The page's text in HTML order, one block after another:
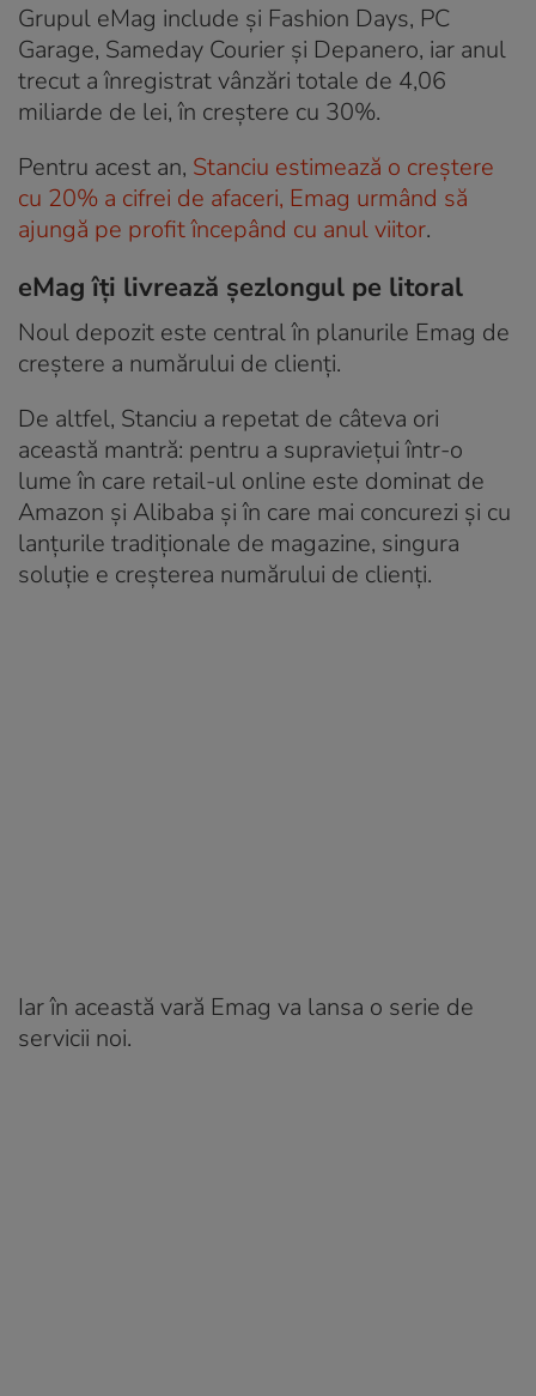
Grupul eMag include și Fashion Days, PC
Garage, Sameday Courier și Depanero, iar anul
trecut a înregistrat vânzări totale de 4,06
miliarde de lei, în creștere cu 30%.
Pentru acest an, Stanciu estimează o creștere
cu 20% a cifrei de afaceri, Emag urmând să
ajungă pe profit începând cu anul viitor.
eMag îți livrează șezlongul pe litoral
Noul depozit este central în planurile Emag de
creștere a numărului de clienți.
De altfel, Stanciu a repetat de câteva ori
această mantră: pentru a supraviețui într-o
lume în care retail-ul online este dominat de
Amazon și Alibaba și în care mai concurezi și cu
lanțurile tradiționale de magazine, singura
soluție e creșterea numărului de clienți.
Iar în această vară Emag va lansa o serie de
servicii noi.